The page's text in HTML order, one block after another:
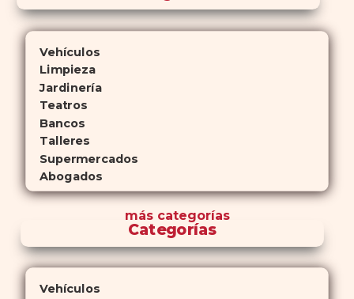
Vehículos
Limpieza
Jardinería
Teatros
Bancos
Talleres
Supermercados
Abogados
máscategorías
Categorías
Vehículos